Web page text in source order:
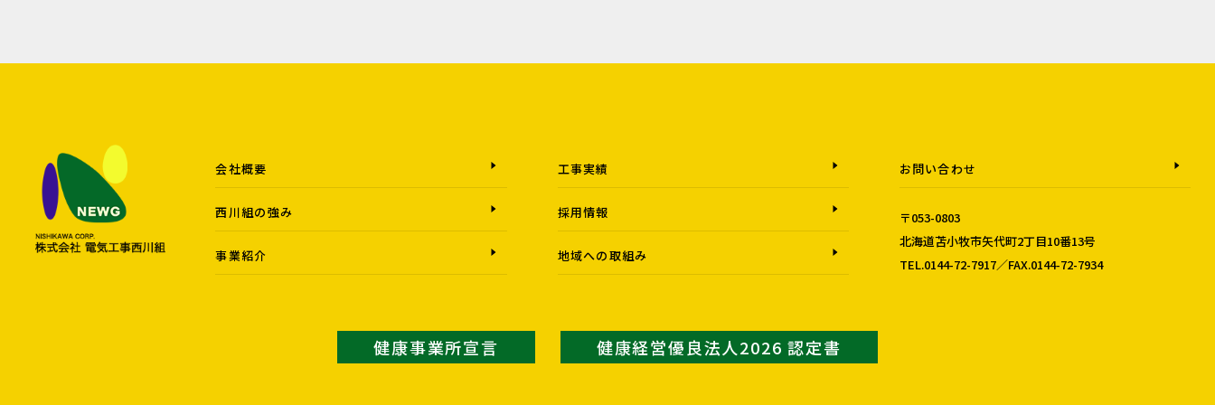
会社概要
西川組の強み
事業紹介
工事実績
採用情報
地域への取組み
お問い合わせ
〒053-0803
北海道苫小牧市矢代町2丁目10番13号
TEL.0144-72-7917／FAX.0144-72-7934
健康事業所宣言 健康経営優良法人2026 認定書